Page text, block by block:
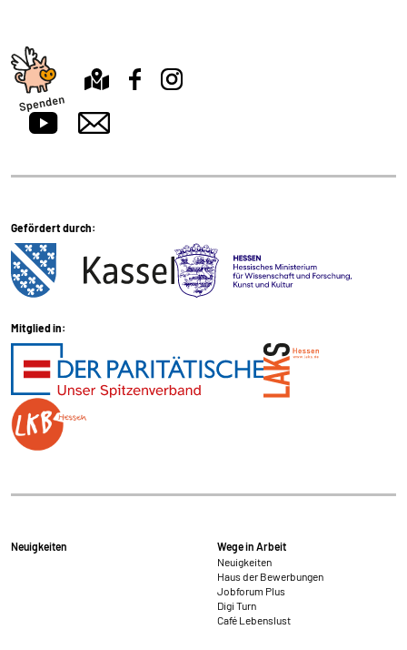
Gefördert durch:
Mitglied in:
Neuigkeiten
Wege in Arbeit
Neuigkeiten
Haus der Bewerbungen
Jobforum Plus
Digi Turn
Café Lebenslust